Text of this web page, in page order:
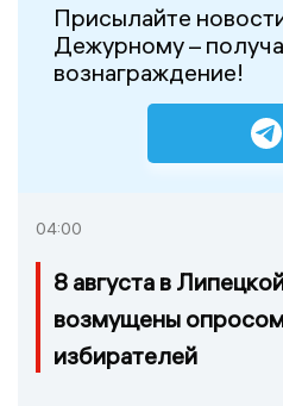
Присылайте
Дежурному –
вознаграждение!
04:00
8 августа в
возмущены
избирателей